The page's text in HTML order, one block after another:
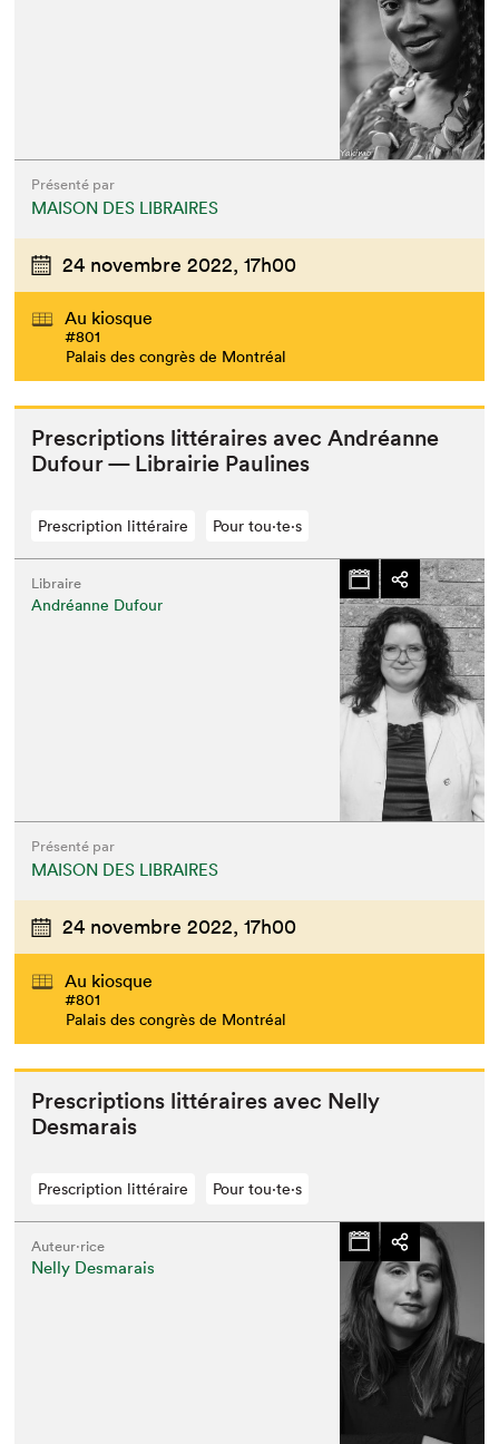
Présenté par
MAISON DES LIBRAIRES
24 novembre 2022, 17h00
Au kiosque
#801
Palais des congrès de Montréal
Pre­scrip­tions lit­téraires avec Andréanne
Dufour — Librairie Paulines
Prescription littéraire Pour tou⋅te⋅s
Libraire
Andréanne Dufour
Présenté par
MAISON DES LIBRAIRES
24 novembre 2022, 17h00
Au kiosque
#801
Palais des congrès de Montréal
Pre­scrip­tions lit­téraires avec Nel­ly
Desmarais
Prescription littéraire Pour tou⋅te⋅s
Auteur·rice
Nelly Desmarais